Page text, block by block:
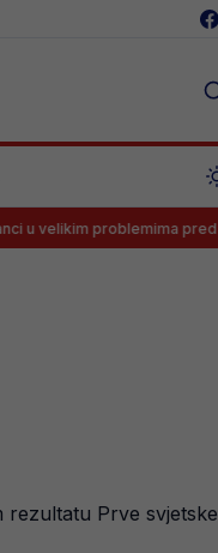
pred duel protiv BiH
rezultatu Prve svjetske